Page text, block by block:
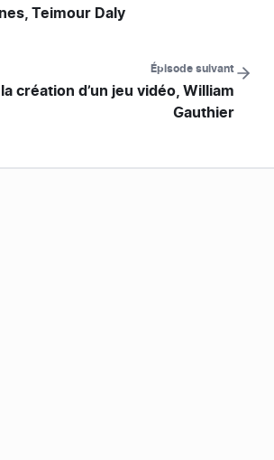
Teimour Daly
Épisode suivant
création d’un jeu vidéo, William
Gauthier